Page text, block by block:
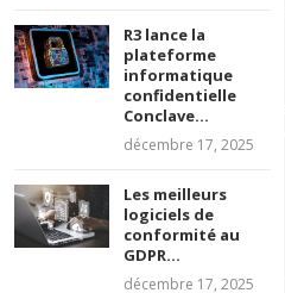
mars 16,
entretien
et le
@2026 - Tous droits réservés.
R3 lance la
plateforme
informatique
confidentielle
Conclave...
décembre 17, 2025
Les meilleurs
logiciels de
conformité au
GDPR...
décembre 17, 2025